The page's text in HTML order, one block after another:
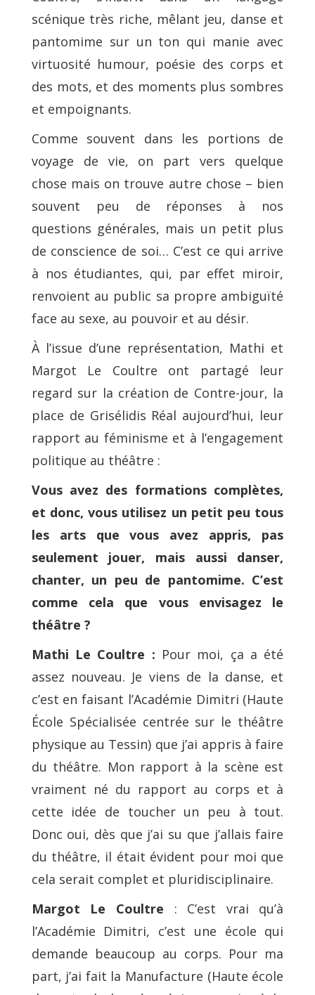
scénique très riche, mêlant jeu, danse et
pantomime sur un ton qui manie avec
virtuosité humour, poésie des corps et
des mots, et des moments plus sombres
et empoignants.
Comme souvent dans les portions de
voyage de vie, on part vers quelque
chose mais on trouve autre chose – bien
souvent peu de réponses à nos
questions générales, mais un petit plus
de conscience de soi… C’est ce qui arrive
à nos étudiantes, qui, par effet miroir,
renvoient au public sa propre ambiguïté
face au sexe, au pouvoir et au désir.
À l’issue d’une représentation, Mathi et
Margot Le Coultre ont partagé leur
regard sur la création de Contre-jour, la
place de Grisélidis Réal aujourd’hui, leur
rapport au féminisme et à l’engagement
politique au théâtre :
Vous avez des formations complètes,
et donc, vous utilisez un petit peu tous
les arts que vous avez appris, pas
seulement jouer, mais aussi danser,
chanter, un peu de pantomime. C’est
comme cela que vous envisagez le
théâtre ?
Mathi Le Coultre : Pour moi, ça a été
assez nouveau. Je viens de la danse, et
c’est en faisant l’Académie Dimitri (Haute
École Spécialisée centrée sur le théâtre
physique au Tessin) que j’ai appris à faire
du théâtre. Mon rapport à la scène est
vraiment né du rapport au corps et à
cette idée de toucher un peu à tout.
Donc oui, dès que j’ai su que j’allais faire
du théâtre, il était évident pour moi que
cela serait complet et pluridisciplinaire.
Margot Le Coultre : C’est vrai qu’à
l’Académie Dimitri, c’est une école qui
demande beaucoup au corps. Pour ma
part, j’ai fait la Manufacture (Haute école